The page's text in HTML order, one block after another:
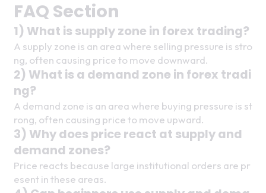
FAQ Section
1) What is supply zone in forex trading?
A supply zone is an area where selling pressure is stro
ng, often causing price to move downward.
2) What is a demand zone in forex tradi
ng?
A demand zone is an area where buying pressure is st
rong, often causing price to move upward.
3) Why does price react at supply and
demand zones?
Price reacts because large institutional orders are pr
esent in these areas.